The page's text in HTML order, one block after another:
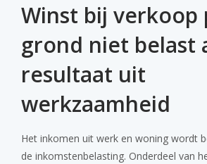
Winst bij verkoop
grond niet belast
resultaat uit
werkzaamheid
Het inkomen uit werk en woning wordt
de inkomstenbelasting. Onderdeel van